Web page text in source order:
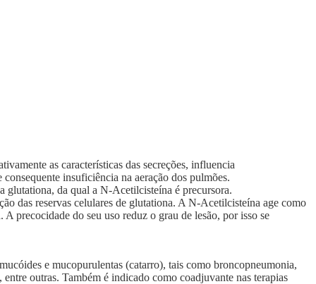
as características das secreções, influencia
insuficiência na aeração dos pulmões.
glutationa, da qual a N-Acetilcisteína é precursora.
das reservas celulares de glutationa. A N-Acetilcisteína age como
precocidade do seu uso reduz o grau de lesão, por isso se
e mucopurulentas (catarro), tais como broncopneumonia,
outras. Também é indicado como coadjuvante nas terapias